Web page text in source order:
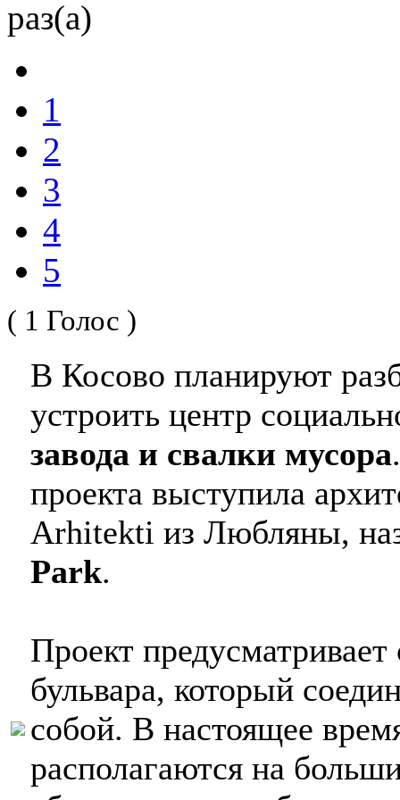
раз(а)
1
2
3
4
5
( 1 Голос )
В Косово планируют
устроить центр
завода и свалки мусора
проекта выступила
Arhitekti из Любляны,
Park.
Проект
бульвара, который
собой. В настоящее
располагаются на